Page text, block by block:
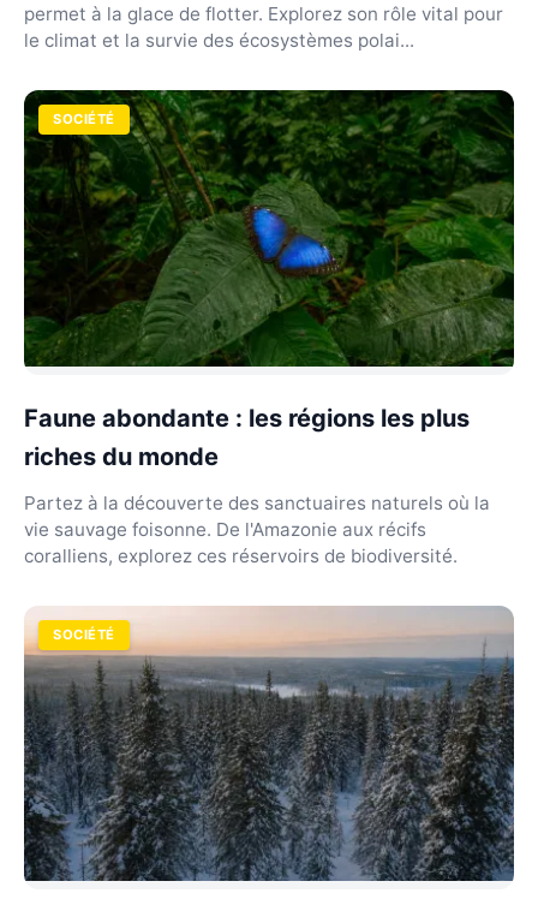
permet à la glace de flotter. Explorez son rôle vital pour
le climat et la survie des écosystèmes polai...
SOCIÉTÉ
Faune abondante : les régions les plus
riches du monde
Partez à la découverte des sanctuaires naturels où la
vie sauvage foisonne. De l'Amazonie aux récifs
coralliens, explorez ces réservoirs de biodiversité.
SOCIÉTÉ